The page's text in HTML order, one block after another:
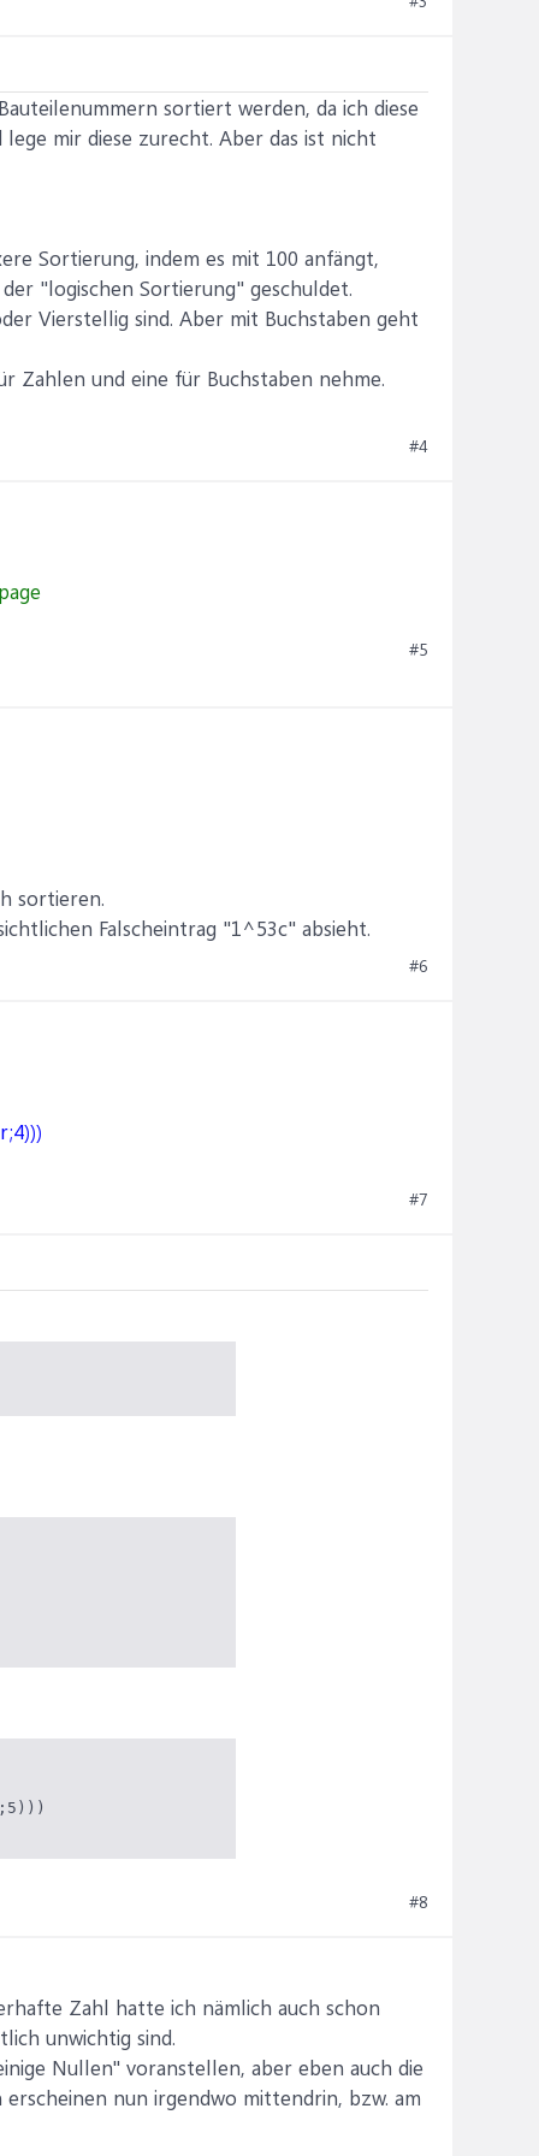
sortiert werden, da ich diese
mir diese zurecht. Aber das ist nicht
Sortierung, indem es mit 100 anfängt,
"logischen Sortierung" geschuldet.
Vierstellig sind. Aber mit Buchstaben geht
Zahlen und eine für Buchstaben nehme.
#4
#5
sortieren.
Falscheintrag "1^53c" absieht.
#6
#7
#8
Zahl hatte ich nämlich auch schon
unwichtig sind.
Nullen" voranstellen, aber eben auch die
nun irgendwo mittendrin, bzw. am